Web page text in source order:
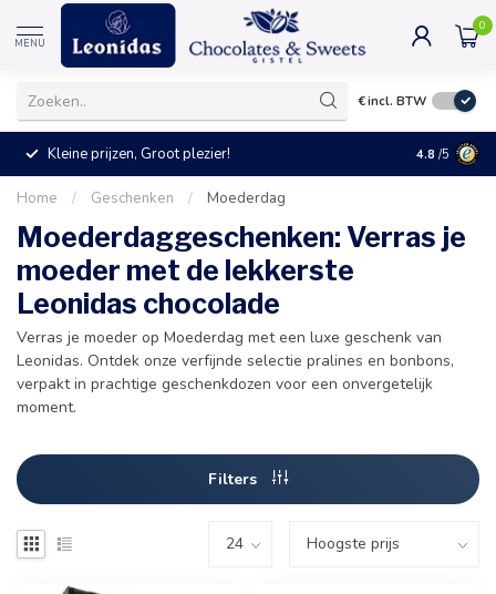
MENU
0
€incl. BTW
Kleine prijzen, Groot plezier! 4.8 /5
Home / Geschenken / Moederdag
Moederdaggeschenken: Verras je
moeder met de lekkerste
Leonidas chocolade
Verras je moeder op Moederdag met een luxe geschenk van
Leonidas. Ontdek onze verfijnde selectie pralines en bonbons,
verpakt in prachtige geschenkdozen voor een onvergetelijk
moment.
Filters